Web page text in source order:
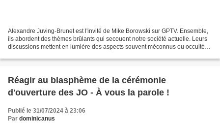
Alexandre Juving-Brunet est l'invité de Mike Borowski sur GPTV. Ensemble,
ils abordent des thèmes brûlants qui secouent notre société actuelle. Leurs
discussions mettent en lumière des aspects souvent méconnus ou occultés
Réagir au blasphème de la cérémonie
d'ouverture des JO - À vous la parole !
Publié le 31/07/2024 à 23:06
Par dominicanus